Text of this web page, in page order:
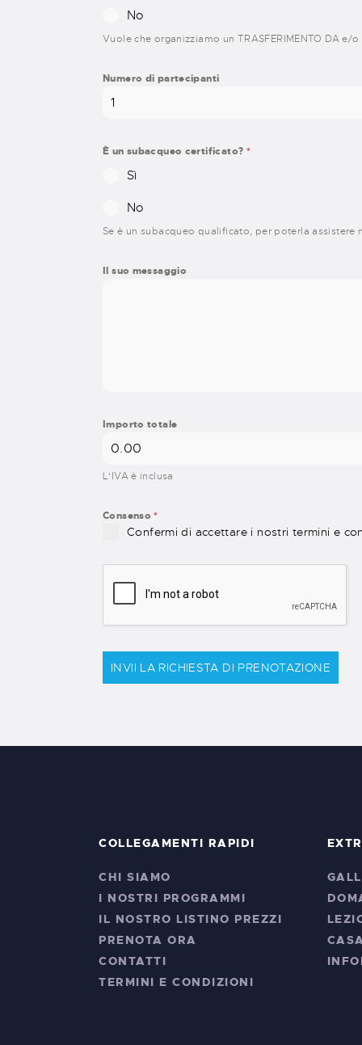
No
Vuole che organizziamo un TRASFERIMENTO DA e/o
Numero di partecipanti
È un subacqueo certificato? *
Sì
No
Se è un subacqueo qualificato, per poterla
Il suo messaggio
Importo totale
L'IVA è inclusa
Consenso*
Confermi di accettare i nostri termini e
INVII LA RICHIESTA DI PRENOTAZIONE
COLLEGAMENTI RAPIDI
CHI SIAMO
I NOSTRI PROGRAMMI
IL NOSTRO LISTINO PREZZI
PRENOTA ORA
CONTATTI
TERMINI E CONDIZIONI